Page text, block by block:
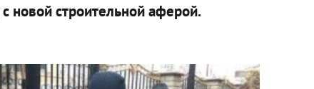
новой строительной аферой.